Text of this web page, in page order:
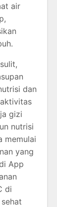
air
dan
gizi
nutrisi
memulai
yang
App
di